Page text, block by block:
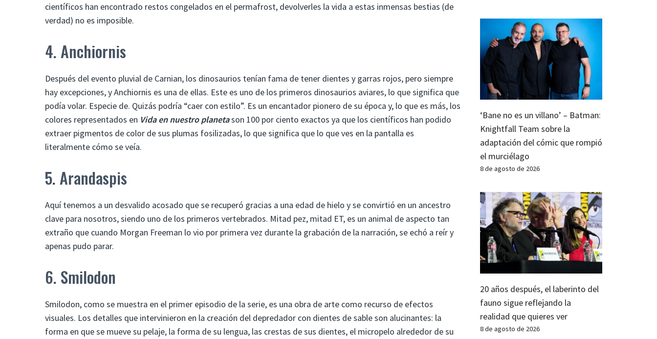
científicos han encontrado restos congelados en el permafrost, devolverles la vida a estas inmensas bestias (de
verdad) no es imposible.
4. Anchiornis
Después del evento pluvial de Carnian, los dinosaurios tenían fama de tener dientes y garras rojos, pero siempre
hay excepciones, y Anchiornis es una de ellas. Este es uno de los primeros dinosaurios aviares, lo que significa que
podía volar. Especie de. Quizás podría “caer con estilo”. Es un encantador pionero de su época y, lo que es más, los
colores representados en Vida en nuestro planetason 100 por ciento exactos ya que los científicos han podido
extraer pigmentos de color de sus plumas fosilizadas, lo que significa que lo que ves en la pantalla es
literalmente cómo se veía.
5. Arandaspis
Aquí tenemos a un desvalido acosado que se recuperó gracias a una edad de hielo y se convirtió en un ancestro
clave para nosotros, siendo uno de los primeros vertebrados. Mitad pez, mitad ET, es un animal de aspecto tan
extraño que cuando Morgan Freeman lo vio por primera vez durante la grabación de la narración, se echó a reír y
apenas pudo parar.
6. Smilodon
Smilodon, como se muestra en el primer episodio de la serie, es una obra de arte como recurso de efectos
visuales. Los detalles que intervinieron en la creación del depredador con dientes de sable son alucinantes: la
forma en que se mueve su pelaje, la forma de su lengua, las crestas de sus dientes, el micropelo alrededor de su
‘Bane no es un villano’ – Batman:
Knightfall Team sobre la
adaptación del cómic que rompió
el murciélago
8 de agosto de 2026
20 años después, el laberinto del
fauno sigue reflejando la
realidad que quieres ver
8 de agosto de 2026